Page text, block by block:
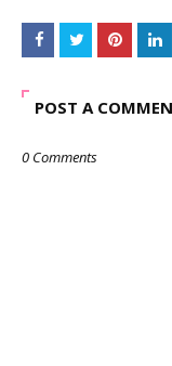
POST A
0 Comments